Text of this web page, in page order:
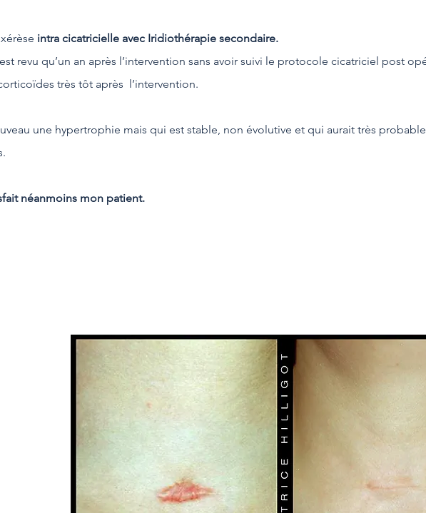
intra cicatricielle avec Iridiothérapie secondaire.
revu qu’un an après l’intervention sans avoir suivi le protocole cicatriciel post
très tôt après l’intervention.
une hypertrophie mais qui est stable, non évolutive et qui aurait très
néanmoins mon patient.